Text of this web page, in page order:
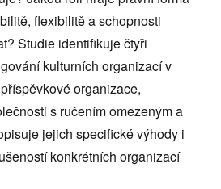
flexibilitě a schopnosti
Studie identifikuje čtyři
kulturních organizací v
organizace,
s ručením omezeným a
jejich specifické výhody i
konkrétních organizací